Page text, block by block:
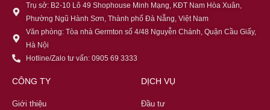
Trụ sở: B2-10 Lô 49 Shophouse Minh Mạng, KĐT Nam Hòa Xuân,
Phường Ngũ Hành Sơn, Thành phố Đà Nẵng, Việt Nam
Văn phòng: Tòa nhà Germton số 4/48 Nguyễn Chánh, Quận Cầu Giấy,
Hà Nội
Hotline/Zalo tư vấn: 0905 69 3333
CÔNG TY
Giới thiệu
DỊCH VỤ
Đầu tư